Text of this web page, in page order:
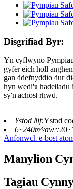
Disgrifiad Byr:
Yn cyflwyno
gyfer eich holl
gan ddefnyddio dur
hyn wedi'u
sy'n achosi rhwd.
Ystod llif:Ystod
6~240m³/awr:
Anfonwch e-bost
Manylion
Tagiau